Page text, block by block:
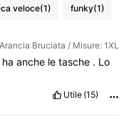
veloce(1) funky(1)
Bruciata / Misure: 1XL
ha anche le tasche . Lo
Utile (15)